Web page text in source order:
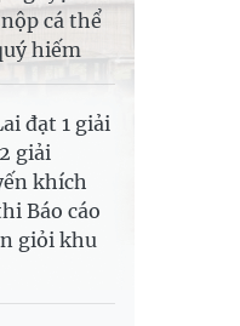
cá thể
hiếm
đạt 1 giải
giải
khích
Báo cáo
giỏi khu